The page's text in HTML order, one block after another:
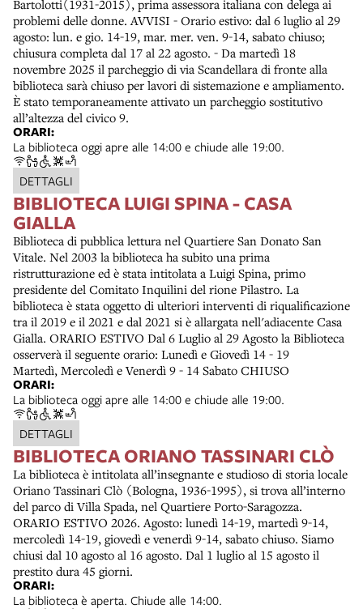
Bartolotti(1931-2015), prima assessora italiana con delega ai
problemi delle donne. AVVISI - Orario estivo: dal 6 luglio al 29
agosto: lun. e gio. 14-19, mar. mer. ven. 9-14, sabato chiuso;
chiusura completa dal 17 al 22 agosto. - Da martedì 18
novembre 2025 il parcheggio di via Scandellara di fronte alla
biblioteca sarà chiuso per lavori di sistemazione e ampliamento.
È stato temporaneamente attivato un parcheggio sostitutivo
all’altezza del civico 9.
ORARI:
La biblioteca oggi apre alle 14:00 e chiude alle 19:00.
DETTAGLI
BIBLIOTECA LUIGI SPINA - CASA
GIALLA
Biblioteca di pubblica lettura nel Quartiere San Donato San
Vitale. Nel 2003 la biblioteca ha subito una prima
ristrutturazione ed è stata intitolata a Luigi Spina, primo
presidente del Comitato Inquilini del rione Pilastro. La
biblioteca è stata oggetto di ulteriori interventi di riqualificazione
tra il 2019 e il 2021 e dal 2021 si è allargata nell'adiacente Casa
Gialla. ORARIO ESTIVO Dal 6 Luglio al 29 Agosto la Biblioteca
osserverà il seguente orario: Lunedì e Giovedì 14 - 19
Martedì, Mercoledì e Venerdì 9 - 14 Sabato CHIUSO
ORARI:
La biblioteca oggi apre alle 14:00 e chiude alle 19:00.
DETTAGLI
BIBLIOTECA ORIANO TASSINARI CLÒ
La biblioteca è intitolata all’insegnante e studioso di storia locale
Oriano Tassinari Clò (Bologna, 1936-1995), si trova all’interno
del parco di Villa Spada, nel Quartiere Porto-Saragozza.
ORARIO ESTIVO 2026. Agosto: lunedì 14-19, martedì 9-14,
mercoledì 14-19, giovedì e venerdì 9-14, sabato chiuso. Siamo
chiusi dal 10 agosto al 16 agosto. Dal 1 luglio al 15 agosto il
prestito dura 45 giorni.
ORARI:
La biblioteca è aperta. Chiude alle 14:00.